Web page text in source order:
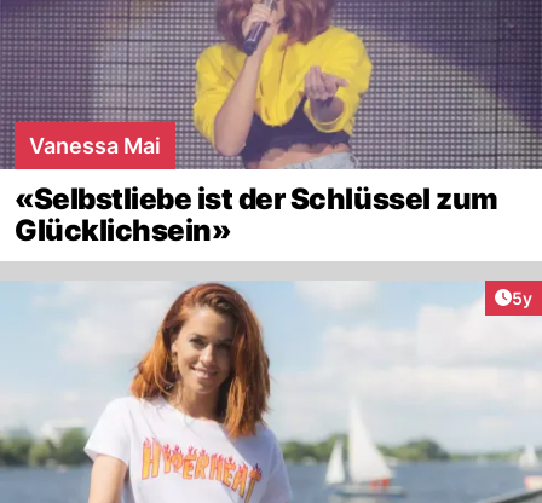
Vanessa Mai
«Selbstliebe ist der Schlüssel zum
Glücklichsein»
5y